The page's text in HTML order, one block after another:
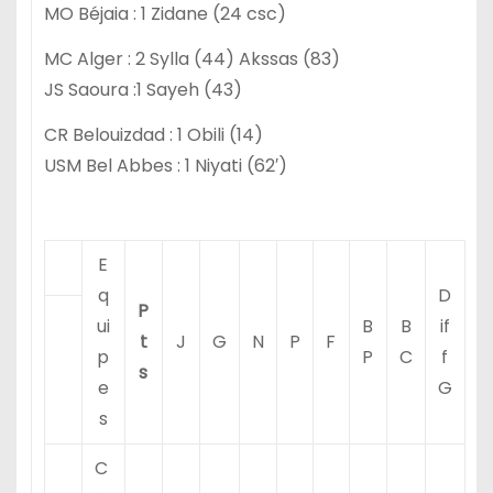
MO Béjaia : 1 Zidane (24 csc)
MC Alger : 2 Sylla (44) Akssas (83)
JS Saoura :1 Sayeh (43)
CR Belouizdad : 1 Obili (14)
USM Bel Abbes : 1 Niyati (62′)
E
q
ui
p
e
s
P
t
s
J G N P F
B
P
B
C
D
if
f
G
C